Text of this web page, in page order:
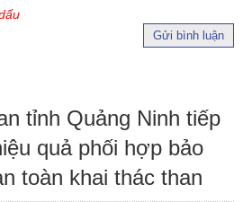
Gửi bình luận
tỉnh Quảng Ninh tiếp
quả phối hợp bảo
toàn khai thác than